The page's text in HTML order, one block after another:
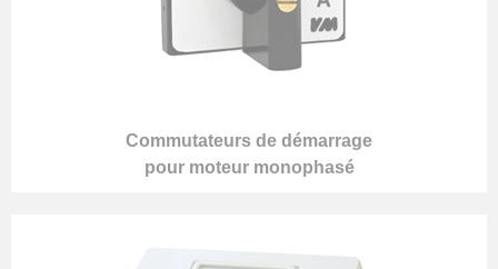
Commutateurs de démarrage
pour moteur monophasé